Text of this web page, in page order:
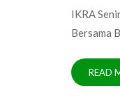
IKRA
Bersama
READ